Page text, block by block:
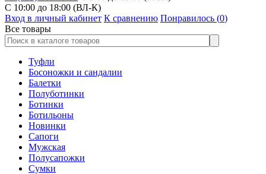
C 10:00 до 18:00 (ВЛ-К)
Вход в личный кабинет К сравнению Понравилось (0)
Все товары
Туфли
Босоножки и сандалии
Балетки
Полуботинки
Ботинки
Ботильоны
Новинки
Сапоги
Мужская
Полусапожки
Сумки